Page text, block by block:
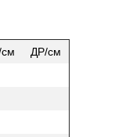
ДР/см